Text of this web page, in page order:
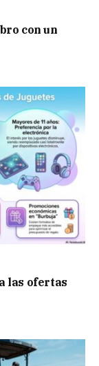
con un
las ofertas